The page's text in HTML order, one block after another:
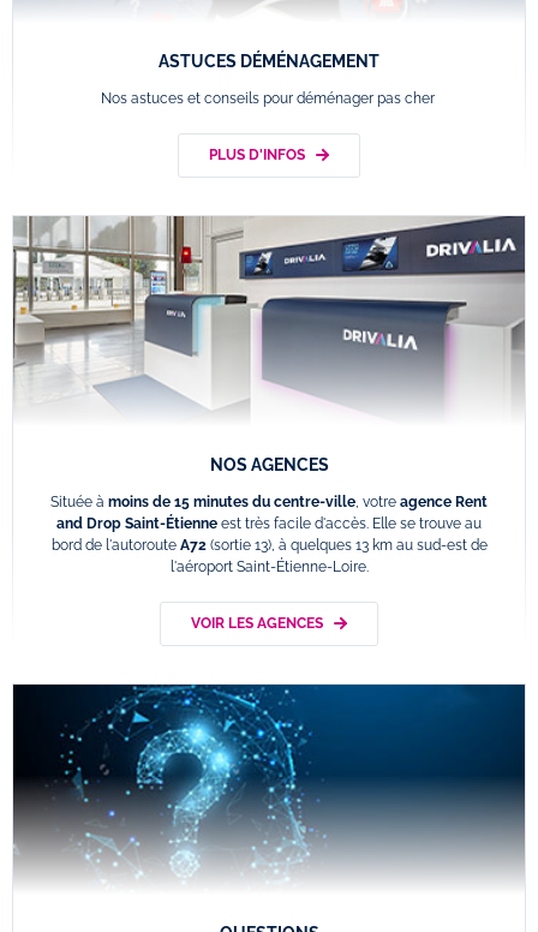
ASTUCES DÉMÉNAGEMENT
Nos astuces et conseils pour déménager pas cher
PLUS D'INFOS
NOS AGENCES
Située à moins de 15 minutes du centre-ville, votre agence Rent
and Drop Saint-Étienne est très facile d'accès. Elle se trouve au
bord de l'autoroute A72(sortie 13), à quelques 13 km au sud-est de
l'aéroport Saint-Étienne-Loire.
VOIR LES AGENCES